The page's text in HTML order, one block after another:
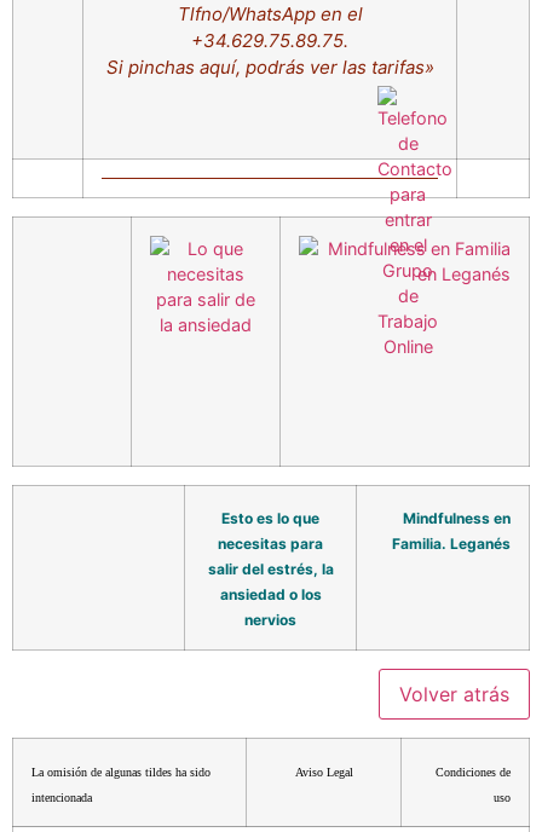
Tlfno/WhatsApp en el
+34.629.75.89.75.
Si pinchas aquí, podrás ver las tarifas»
Esto es lo que
necesitas para
salir del estrés, la
ansiedad o los
nervios
Mindfulness en
Familia. Leganés
La omisión de algunas tildes ha sido
intencionada
Aviso Legal
Condiciones de
uso